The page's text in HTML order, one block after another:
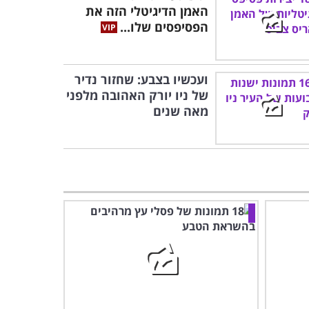
האמן הדיגיטלי הזה את
הפסיפסים שלו...
ועכשיו בצבע: שחזור נדיר
של ניו יורק האהובה מלפני
מאה שנים